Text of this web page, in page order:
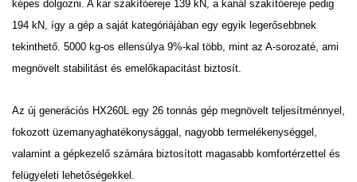
képes dolgozni. A kar szakítóereje 139 kN, a kanál szakítóereje pedig
194 kN, így a gép a saját kategóriájában egy egyik legerősebbnek
tekinthető. 5000 kg-os ellensúlya 9%-kal több, mint az A-sorozaté, ami
megnövelt stabilitást és emelőkapacitást biztosít.
Az új generációs HX260L egy 26 tonnás gép megnövelt teljesítménnyel,
fokozott üzemanyaghatékonysággal, nagyobb termelékenységgel,
valamint a gépkezelő számára biztosított magasabb komfortérzettel és
felügyeleti lehetőségekkel.